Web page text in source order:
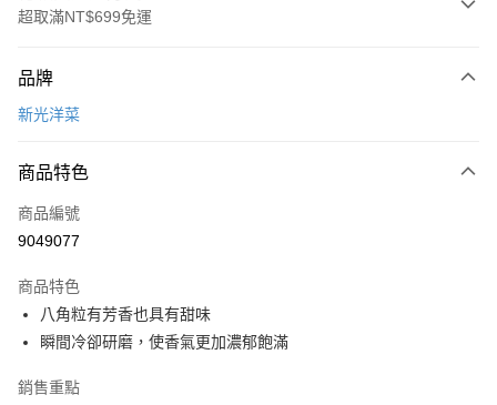
超取滿NT$699免運
信用卡一次付款
運送方式
• 付款後全家取貨
• 付款後7-11取貨
每筆NT$60，滿NT$699(含以上)免運費
每筆NT$250
品牌
新光洋菜
商品特色
商品編號
9049077
商品特色
八角粒有芳香也具有甜味
瞬間冷卻研磨，使香氣更加濃郁飽滿
銷售重點